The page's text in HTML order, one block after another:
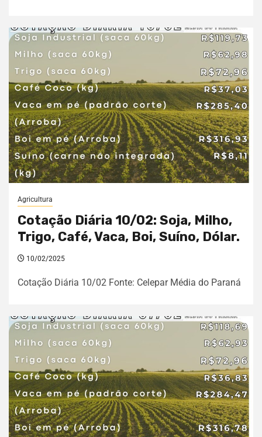
Agricultura
Cotação Diária 10/02: Soja, Milho,
Trigo, Café, Vaca, Boi, Suíno, Dólar.
10/02/2025
Cotação Diária 10/02 Fonte: Celepar Média do Paraná